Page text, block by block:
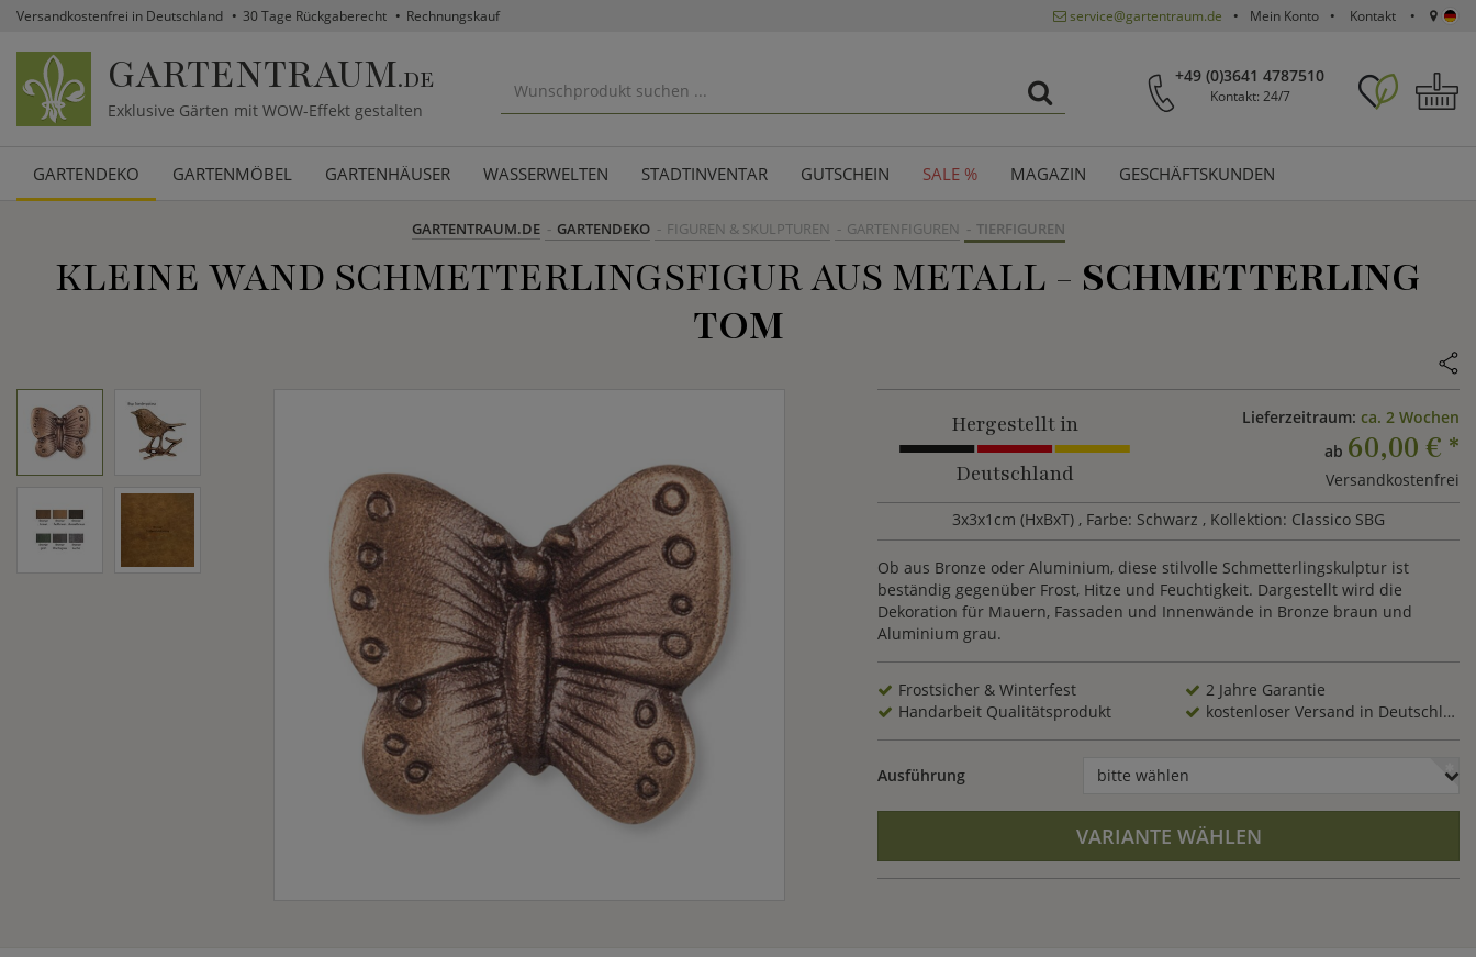
Versandkostenfrei in Deutschland 30 Tage Rückgaberecht Rechnungskauf service@gartentraum.de Mein Konto Kontakt
GARTENTRAUM.DE
Exklusive Gärten mit WOW-Effekt gestalten
+49 (0)3641 4787510
Kontakt: 24/7
GARTENDEKO GARTENMÖBEL GARTENHÄUSER WASSERWELTEN STADTINVENTAR GUTSCHEIN SALE % MAGAZIN GESCHÄFTSKUNDEN
GARTENTRAUM.DE GARTENDEKO FIGUREN & SKULPTUREN GARTENFIGUREN TIERFIGUREN
KLEINE WAND SCHMETTERLINGSFIGUR AUS METALL - SCHMETTERLING
TOM
Hergestellt in
Deutschland
Lieferzeitraum: ca. 2 Wochen
ab 60,00 € *
Versandkostenfrei
3x3x1cm (HxBxT) , Farbe: Schwarz , Kollektion: Classico SBG
Ob aus Bronze oder Aluminium, diese stilvolle Schmetterlingskulptur ist
beständig gegenüber Frost, Hitze und Feuchtigkeit. Dargestellt wird die
Dekoration für Mauern, Fassaden und Innenwände in Bronze braun und
Aluminium grau.
Frostsicher & Winterfest
2 Jahre Garantie
Handarbeit Qualitätsprodukt
kostenloser Versand in Deutschland
Ausführung bitte wählen
VARIANTE WÄHLEN